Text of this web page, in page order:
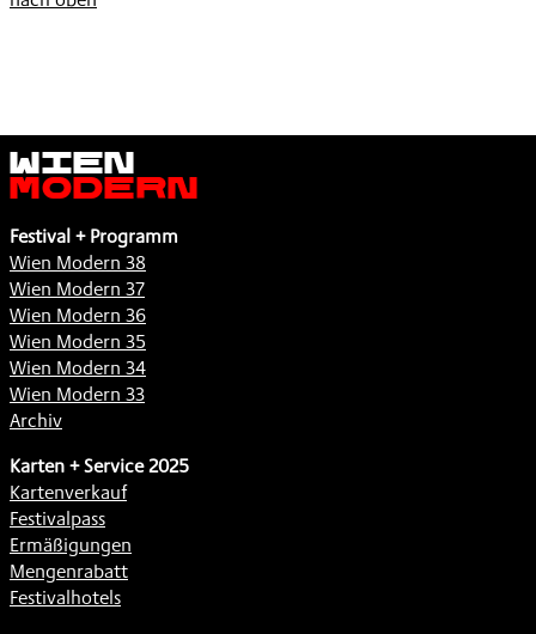
Wien
Modern
Festival + Programm
Wien Modern 38
Wien Modern 37
Wien Modern 36
Wien Modern 35
Wien Modern 34
Wien Modern 33
Archiv
Karten + Service 2025
Kartenverkauf
Festivalpass
Ermäßigungen
Mengenrabatt
Festivalhotels